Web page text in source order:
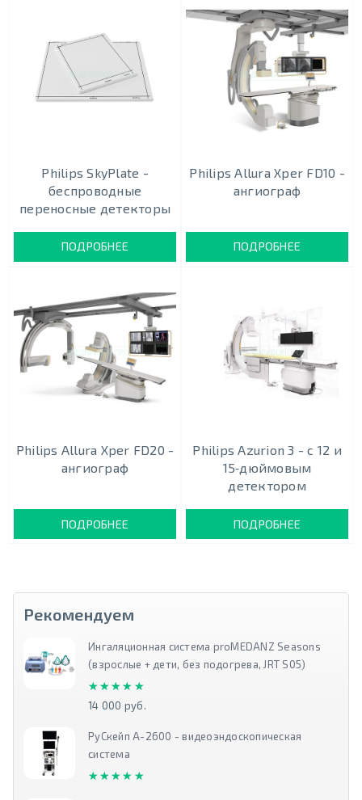
Philips SkyPlate -
беспроводные
переносные детекторы
ПОДРОБНЕЕ
Philips Allura Xper FD10 -
ангиограф
ПОДРОБНЕЕ
Philips Allura Xper FD20 -
ангиограф
ПОДРОБНЕЕ
Philips Azurion 3 - c 12 и
15‑дюймовым
детектором
ПОДРОБНЕЕ
Рекомендуем
Ингаляционная система proMEDANZ Seasons
(взрослые + дети, без подогрева, JRT S05)
★★★★★
★★★★★
14 000 руб.
РуСкейп А-2600 - видеоэндоскопическая
система
★★★★★
★★★★★